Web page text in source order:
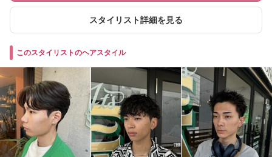
スタイリスト詳細を見る
このスタイリストのヘアスタイル